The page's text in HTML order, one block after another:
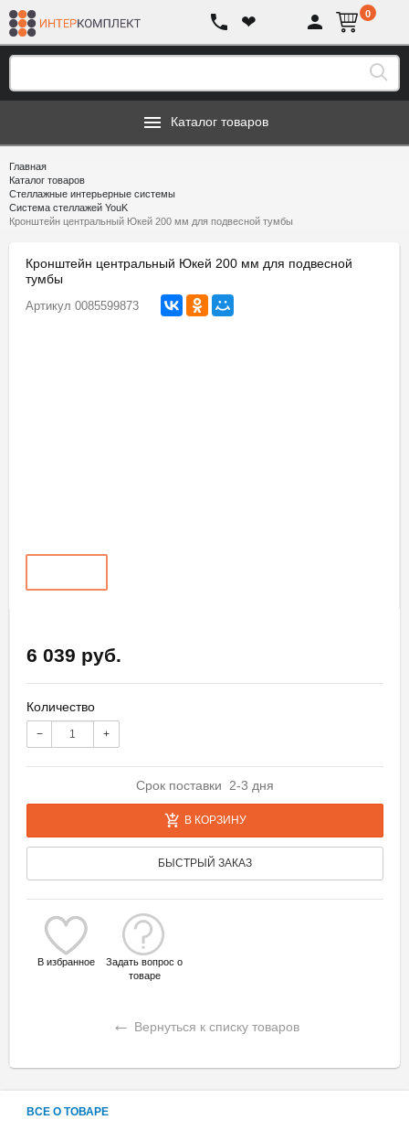
❤ 0
Каталог товаров
Главная
Каталог товаров
Стеллажные интерьерные системы
Система стеллажей YouK
Кронштейн центральный Юкей 200 мм для подвесной тумбы
Кронштейн центральный Юкей 200 мм для подвесной
тумбы
Артикул 0085599873
6 039 руб.
Количество
− +
Срок поставки 2-3 дня
В КОРЗИНУ
БЫСТРЫЙ ЗАКАЗ
В избранное
Задать вопрос о
товаре
← Вернуться к списку товаров
ВСЕ О ТОВАРЕ